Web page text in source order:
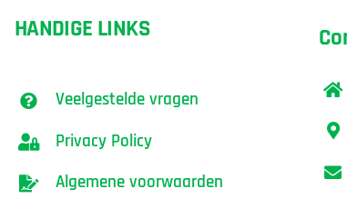
HANDIGE LINKS
Veelgestelde vragen
Privacy Policy
Algemene voorwaarden